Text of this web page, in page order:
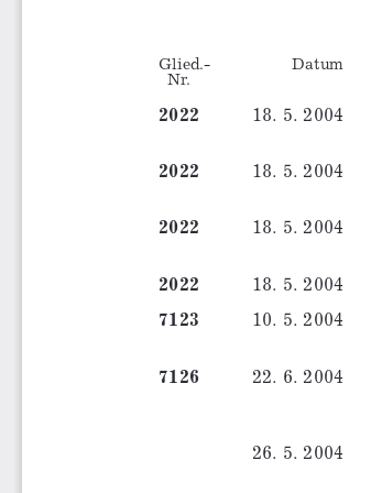
Glied.- Datum
Nr.
2022 18. 5. 2004
2022
18. 5. 2004
2022
18. 5. 2004
2022
18. 5. 2004
7123
10. 5. 2004
7126
22. 6. 2004
26. 5. 2004